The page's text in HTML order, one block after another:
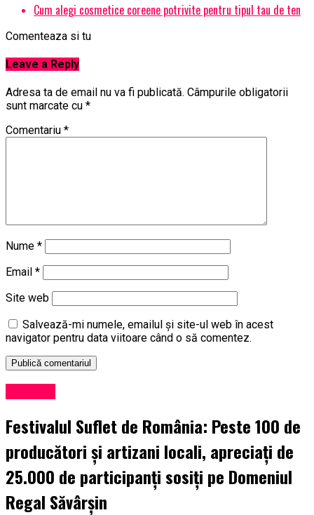
Cum alegi cosmetice coreene potrivite pentru tipul tau de ten
Comenteaza si tu
Leave a Reply
Adresa ta de email nu va fi publicată. Câmpurile obligatorii
sunt marcate cu *
Comentariu *
Nume *
Email *
Site web
Salvează-mi numele, emailul și site-ul web în acest
navigator pentru data viitoare când o să comentez.
Festivalul Suflet de România: Peste 100 de
producători și artizani locali, apreciați de
25.000 de participanți sosiți pe Domeniul
Regal Săvârșin